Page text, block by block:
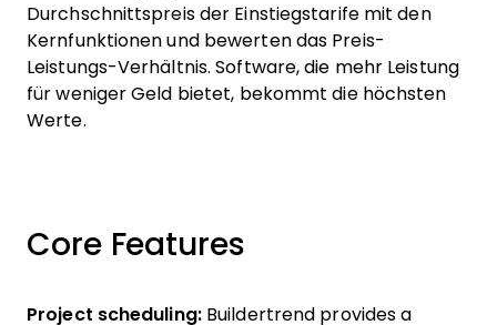
Durchschnittspreis der Einstiegstarife mit den
Kernfunktionen und bewerten das Preis-
Leistungs-Verhältnis. Software, die mehr Leistung
für weniger Geld bietet, bekommt die höchsten
Werte.
Core Features
Project scheduling:Buildertrend provides a